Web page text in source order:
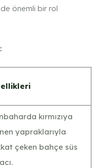
önemli bir rol
kırmızıya
yapraklarıyla
çeken bahçe süs